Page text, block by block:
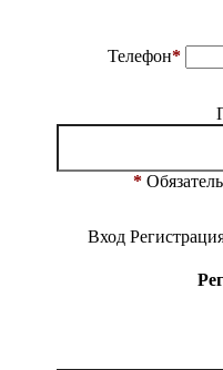
Телефон*
*
Вход